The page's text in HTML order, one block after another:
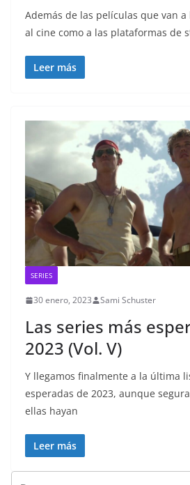
Además de las películas que van
al cine como a las plataformas de
Leer más
SERIES
30 enero, 2023 Sami Schuster
Las series más
2023 (Vol. V)
Y llegamos finalmente a la última
esperadas de 2023, aunque
ellas hayan
Leer más